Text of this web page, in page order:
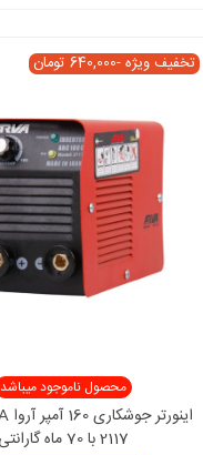
تخفیف ویژه-640,000 تومان
محصول ناموجود میباشد
2117 با 70 ماه گارانتی